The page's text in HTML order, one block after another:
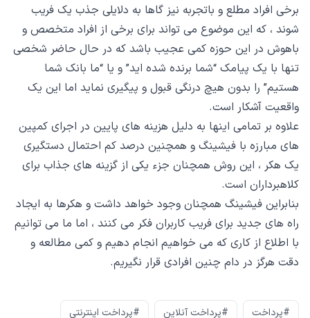
برخی افراد مطلع و باتجربه نیز گاها به دلایلی جذب یک فریب
شوند ، که این موضوع می تواند برای برخی از افراد متخصص و
باهوش در این حوزه کمی عجیب باشد که در حال حاضر شخصی
تنها با یک پیامک “شما برنده شده اید” و یا “ما بانک شما
هستیم” را بدون هیچ درنگی قبول و پیگیری نماید اما این یک
واقعیت آشکار است.
علاوه بر تمامی اینها به دلیل هزینه های پایین در اجرای کمپین
های مبارزه با فیشینگ و همچنین درصد کم احتمال دستگیری
یک هکر ، این روش همچنان جزء یکی از گزینه های جذاب برای
کلاهبرداران است.
بنابراین فیشینگ همچنان وجود خواهد داشت و هکرها به ایجاد
راه های جدید برای فریب کاربران فکر می کنند ، اما ما می توانیم
با اطلاع از کاری که می خواهیم انجام دهیم و کمی مطالعه و
دقت هرگز در دام چنین افرادی قرار نگیریم.
#پرداخت #پرداخت آنلاین #پرداخت اینترنتی